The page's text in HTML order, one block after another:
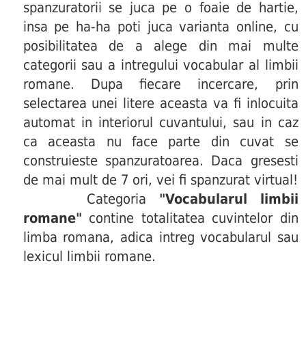
spanzuratorii se juca pe o foaie de hartie,
insa pe ha-ha poti juca varianta online, cu
posibilitatea de a alege din mai multe
categorii sau a intregului vocabular al limbii
romane. Dupa fiecare incercare, prin
selectarea unei litere aceasta va fi inlocuita
automat in interiorul cuvantului, sau in caz
ca aceasta nu face parte din cuvat se
construieste spanzuratoarea. Daca gresesti
de mai mult de 7 ori, vei fi spanzurat virtual!
Categoria "Vocabularul limbii
romane" contine totalitatea cuvintelor din
limba romana, adica intreg vocabularul sau
lexicul limbii romane.